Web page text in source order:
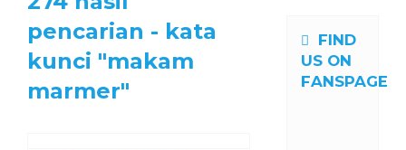
pencarian - kata
kunci "makam
marmer"
FIND
US ON
FANSPAGE